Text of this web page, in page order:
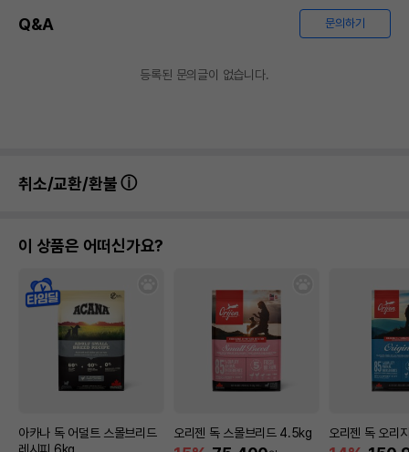
Q&A 문의하기
등록된 문의글이 없습니다.
취소/교환/환불
이 상품은 어떠신가요?
아카나 독 어덜트 스몰브리드
오리젠 독 스몰브리드 4.5kg 오리젠 독 오리